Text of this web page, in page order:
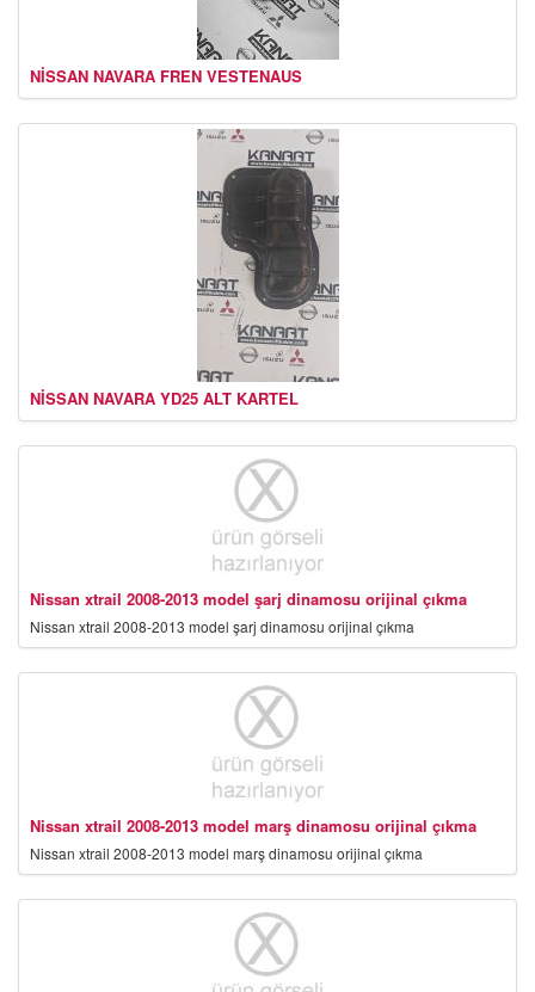
NİSSAN NAVARA FREN VESTENAUS
NİSSAN NAVARA YD25 ALT KARTEL
Nissan xtrail 2008-2013 model şarj dinamosu orijinal çıkma
Nissan xtrail 2008-2013 model şarj dinamosu orijinal çıkma
Nissan xtrail 2008-2013 model marş dinamosu orijinal çıkma
Nissan xtrail 2008-2013 model marş dinamosu orijinal çıkma